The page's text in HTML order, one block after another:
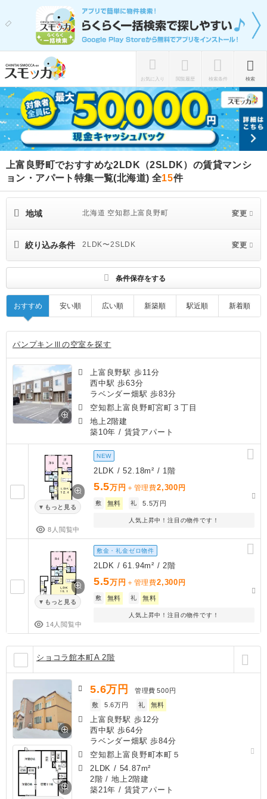
お気に入り 閲覧履歴 検索条件 検索
上富良野町でおすすめな2LDK（2SLDK）の賃貸マンシ
ョン・アパート特集一覧(北海道) 全15件
地域 北海道 空知郡上富良野町 変更
絞り込み条件 2LDK〜2SLDK 変更
条件保存をする
おすすめ 安い順 広い順 新築順 駅近順 新着順
パンプキンⅢの空室を探す
上富良野駅 歩11分
西中駅 歩63分
ラベンダー畑駅 歩83分
空知郡上富良野町宮町３丁目
地上2階建
築10年 / 賃貸アパート
もっと見る
8人閲覧中
NEW
2LDK / 52.18m² / 1階
5.5万円 ＋管理費2,300 円
敷 無料 礼 5.5万円
人気上昇中！注目の物件です！
もっと見る
14人閲覧中
敷金・礼金ゼロ物件
2LDK / 61.94m² / 2階
5.5万円 ＋管理費2,300 円
敷 無料 礼 無料
人気上昇中！注目の物件です！
ショコラ館本町A 2階
5.6万円 管理費 500円
敷
5.6万円 礼 無料
上富良野駅 歩12分
西中駅 歩64分
ラベンダー畑駅 歩84分
空知郡上富良野町本町５
2LDK / 54.87m²
2階 / 地上2階建
築21年 / 賃貸アパート